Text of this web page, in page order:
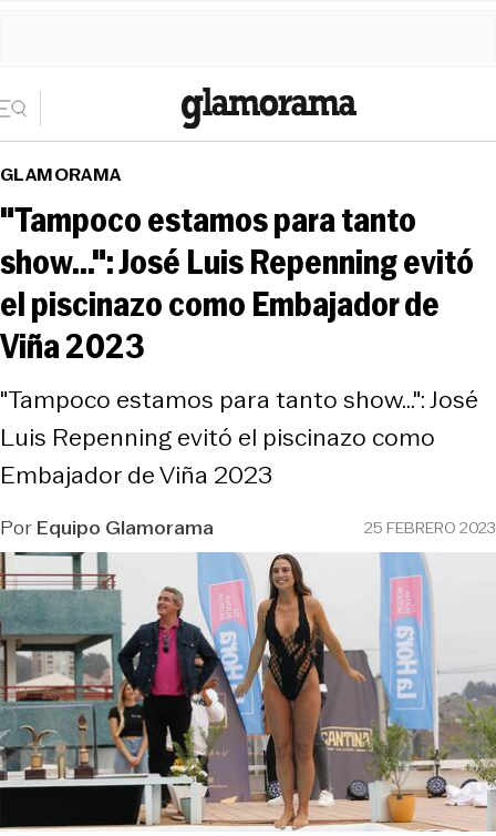
GLAMORAMA
"Tampoco estamos para tanto
show...": José Luis Repenning evitó
el piscinazo como Embajador de
Viña 2023
"Tampoco estamos para tanto show...": José
Luis Repenning evitó el piscinazo como
Embajador de Viña 2023
PorEquipo Glamorama 25 FEBRERO 2023